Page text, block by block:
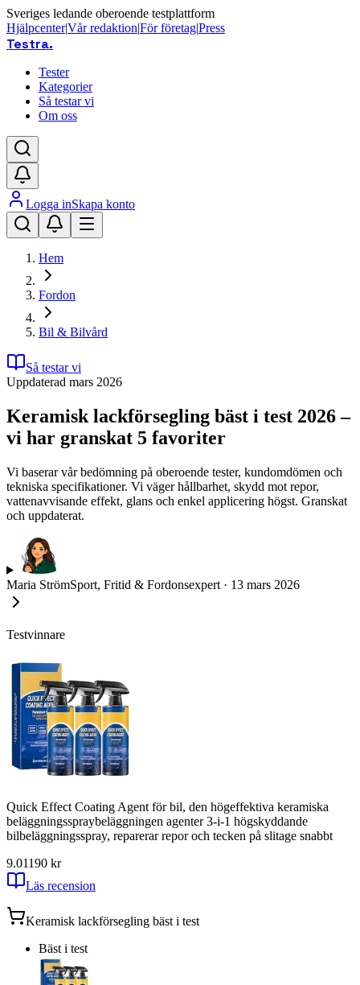
Sveriges ledande oberoende testplattform
Hjälpcenter|Vår redaktion|För företag|Press
Testra.
Tester
Kategorier
Så testar vi
Om oss
Logga inSkapa konto
Hem
Fordon
Bil & Bilvård
Så testar vi
Uppdaterad mars 2026
Keramisk lackförsegling bäst i test 2026 –
vi har granskat 5 favoriter
Vi baserar vår bedömning på oberoende tester, kundomdömen och
tekniska specifikationer. Vi väger hållbarhet, skydd mot repor,
vattenavvisande effekt, glans och enkel applicering högst. Granskat
och uppdaterat.
Maria StrömSport, Fritid & Fordonsexpert · 13 mars 2026
Testvinnare
Quick Effect Coating Agent för bil, den högeffektiva keramiska
beläggningsspraybeläggningen agenter 3-i-1 högskyddande
bilbeläggningsspray, reparerar repor och tecken på slitage snabbt
9.01190 kr
Läs recension
Keramisk lackförsegling bäst i test
Bäst i test